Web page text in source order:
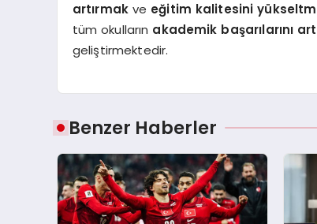
artırmakve eğitim kalitesini
tüm okulların akademik başarılarını
geliştirmektedir.
Benzer Haberler